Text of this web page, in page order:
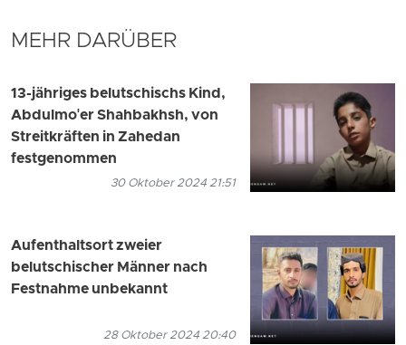
MEHR DARÜBER
13-jähriges belutschischs Kind,
Abdulmo'er Shahbakhsh, von
Streitkräften in Zahedan
festgenommen
30 Oktober 2024 21:51
Aufenthaltsort zweier
belutschischer Männer nach
Festnahme unbekannt
28 Oktober 2024 20:40